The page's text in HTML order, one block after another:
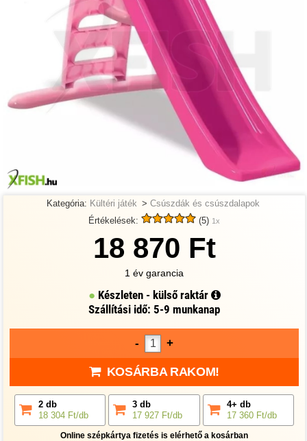
Kategória: Kültéri játék > Csúszdák és csúszdalapok
Értékelések:
(5) 1x
18 870 Ft
1 év garancia
Készleten - külső raktár
Szállítási idő: 5-9 munkanap
- +
KOSÁRBA RAKOM!
2 db
18 304 Ft/db
3 db
17 927 Ft/db
4+ db
17 360 Ft/db
Online szépkártya fizetés is elérhető a kosárban